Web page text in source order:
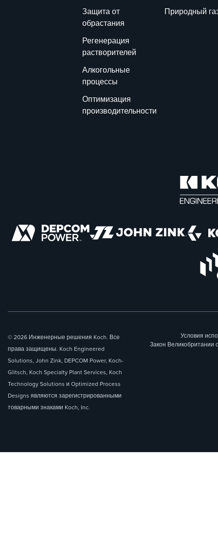
Защита от
обрастания
Регенерация
растворителей
Алкогольные
процессы
Оптимизация
производительности
Природный
© 2026 Инженерные решения Koch. Все
права защищены. Koch Engineered
Solutions, John Zink, DEPCOM Power, Koch-
Glitsch, Koch Specialty Plant Services, Koch
Technology Solutions и Optimized Process
Designs являются зарегистрированными
товарными знаками Koch, Inc.
Условия
Закон Великобритании